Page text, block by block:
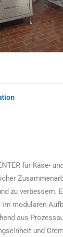
für Käse-
zu verbessern.
modularen
aus
und